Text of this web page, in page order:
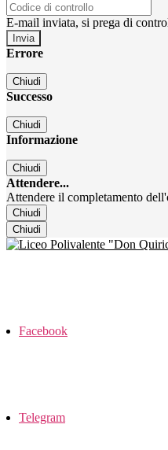
E-mail inviata, si prega di
Errore
Chiudi
Successo
Chiudi
Informazione
Chiudi
Attendere...
Attendere il completamento
Chiudi
Chiudi
Facebook
Telegram